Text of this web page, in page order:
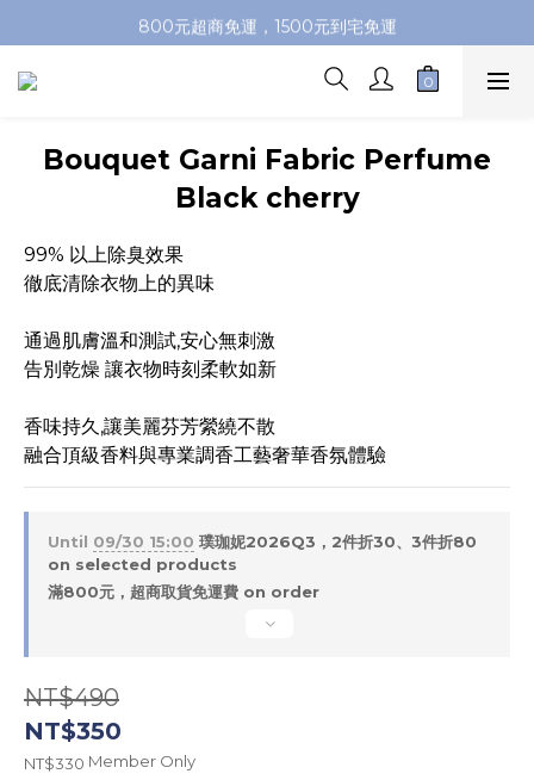
加入會員即送100元購物金，推薦好友，再送購物金
800元超商免運，1500元到宅免運
加入會員即送100元購物金，推薦好友，再送購物金
Bouquet Garni Fabric Perfume
Black cherry
99% 以上除臭效果
徹底清除衣物上的異味
通過肌膚溫和測試,安心無刺激
告別乾燥 讓衣物時刻柔軟如新
香味持久,讓美麗芬芳縈繞不散
融合頂級香料與專業調香工藝奢華香氛體驗
Until 09/30 15:00 璞珈妮2026Q3，2件折30、3件折80
on selected products
滿800元，超商取貨免運費 on order
NT$490
NT$350
NT$330 Member Only